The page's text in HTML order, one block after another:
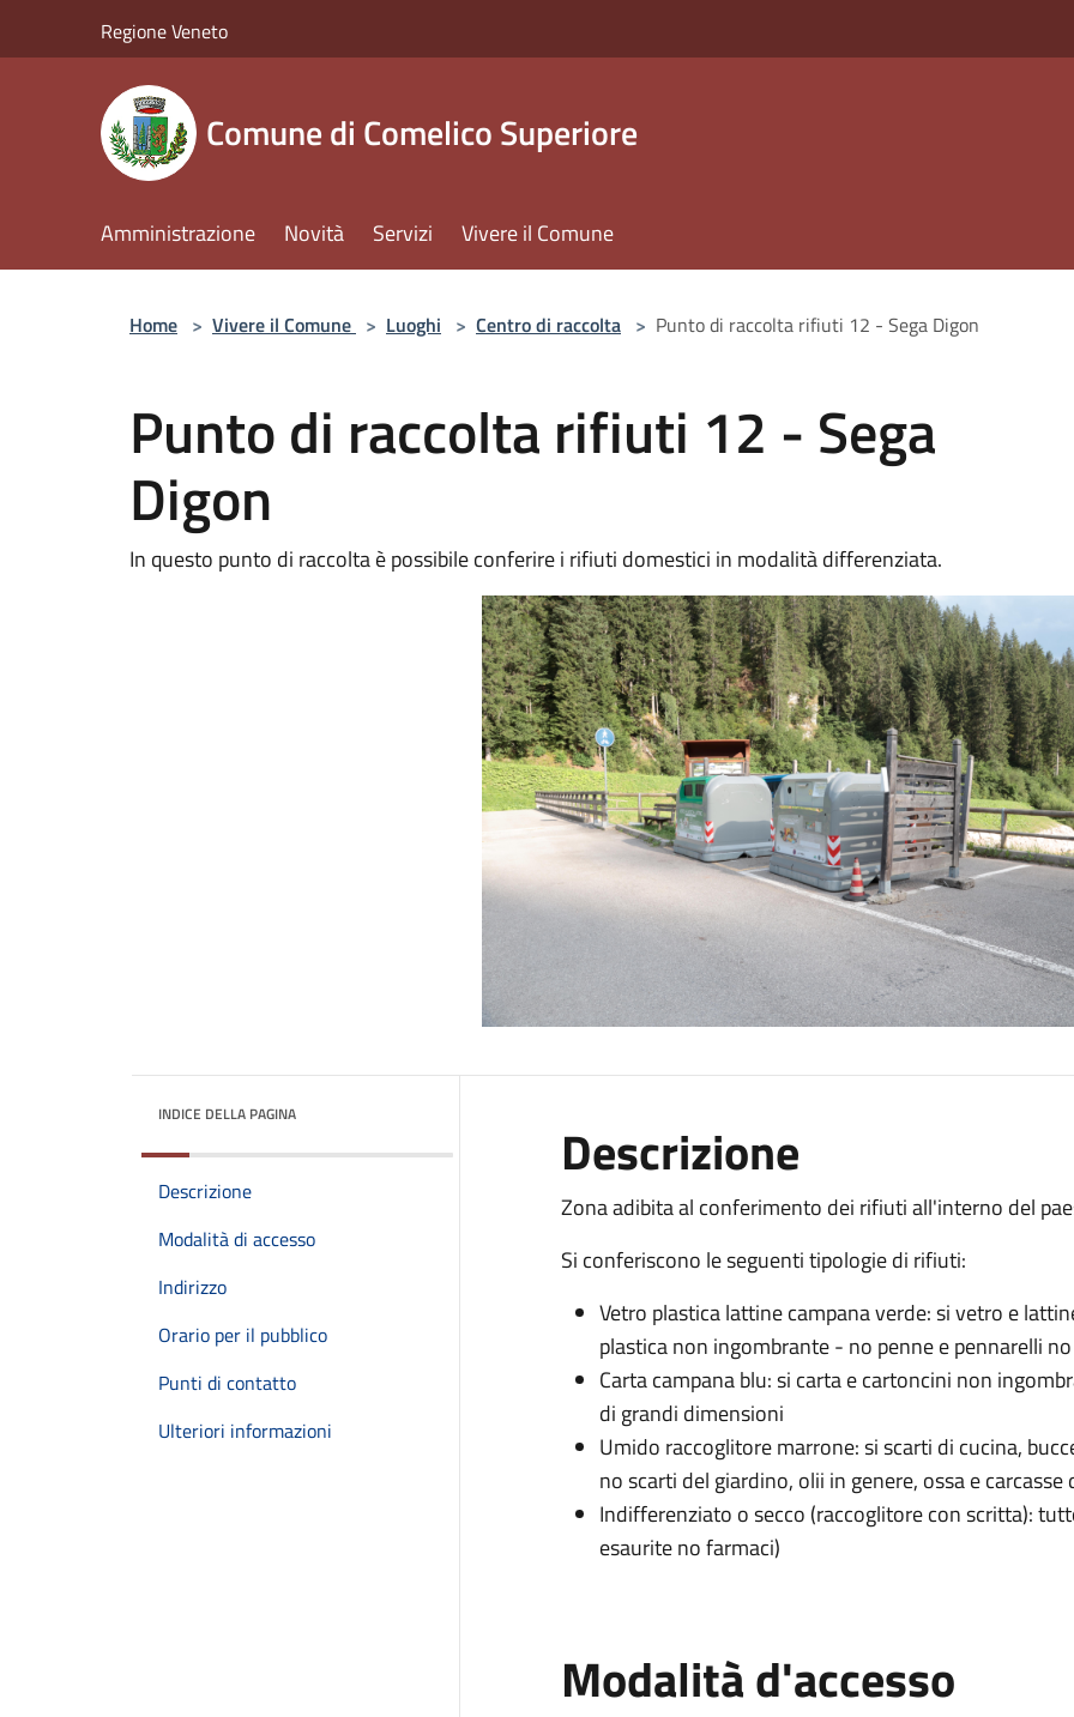
Regione Veneto
Comune di Comelico Superiore
Amministrazione Novità Servizi Vivere il Comune
Home > Vivere il Comune > Luoghi > Centro di raccolta > Punto di raccolta rifiuti 12 - Sega Digon
Punto di raccolta rifiuti 12 - Sega
Digon
In questo punto di raccolta è possibile conferire i rifiuti domestici in modalità differenziata.
INDICE DELLA PAGINA
Descrizione
Modalità di accesso
Indirizzo
Orario per il pubblico
Punti di contatto
Ulteriori informazioni
Descrizione
Zona adibita al conferimento dei rifiuti all'interno del
Si conferiscono le seguenti tipologie di rifiuti:
Vetro plastica lattine campana verde: si vetro e
plastica non ingombrante - no penne e pennarelli
Carta campana blu: si carta e cartoncini non
di grandi dimensioni
Umido raccoglitore marrone: si scarti di cucina,
no scarti del giardino, olii in genere, ossa e carcasse
Indifferenziato o secco (raccoglitore con scritta):
esaurite no farmaci)
Modalità d'accesso